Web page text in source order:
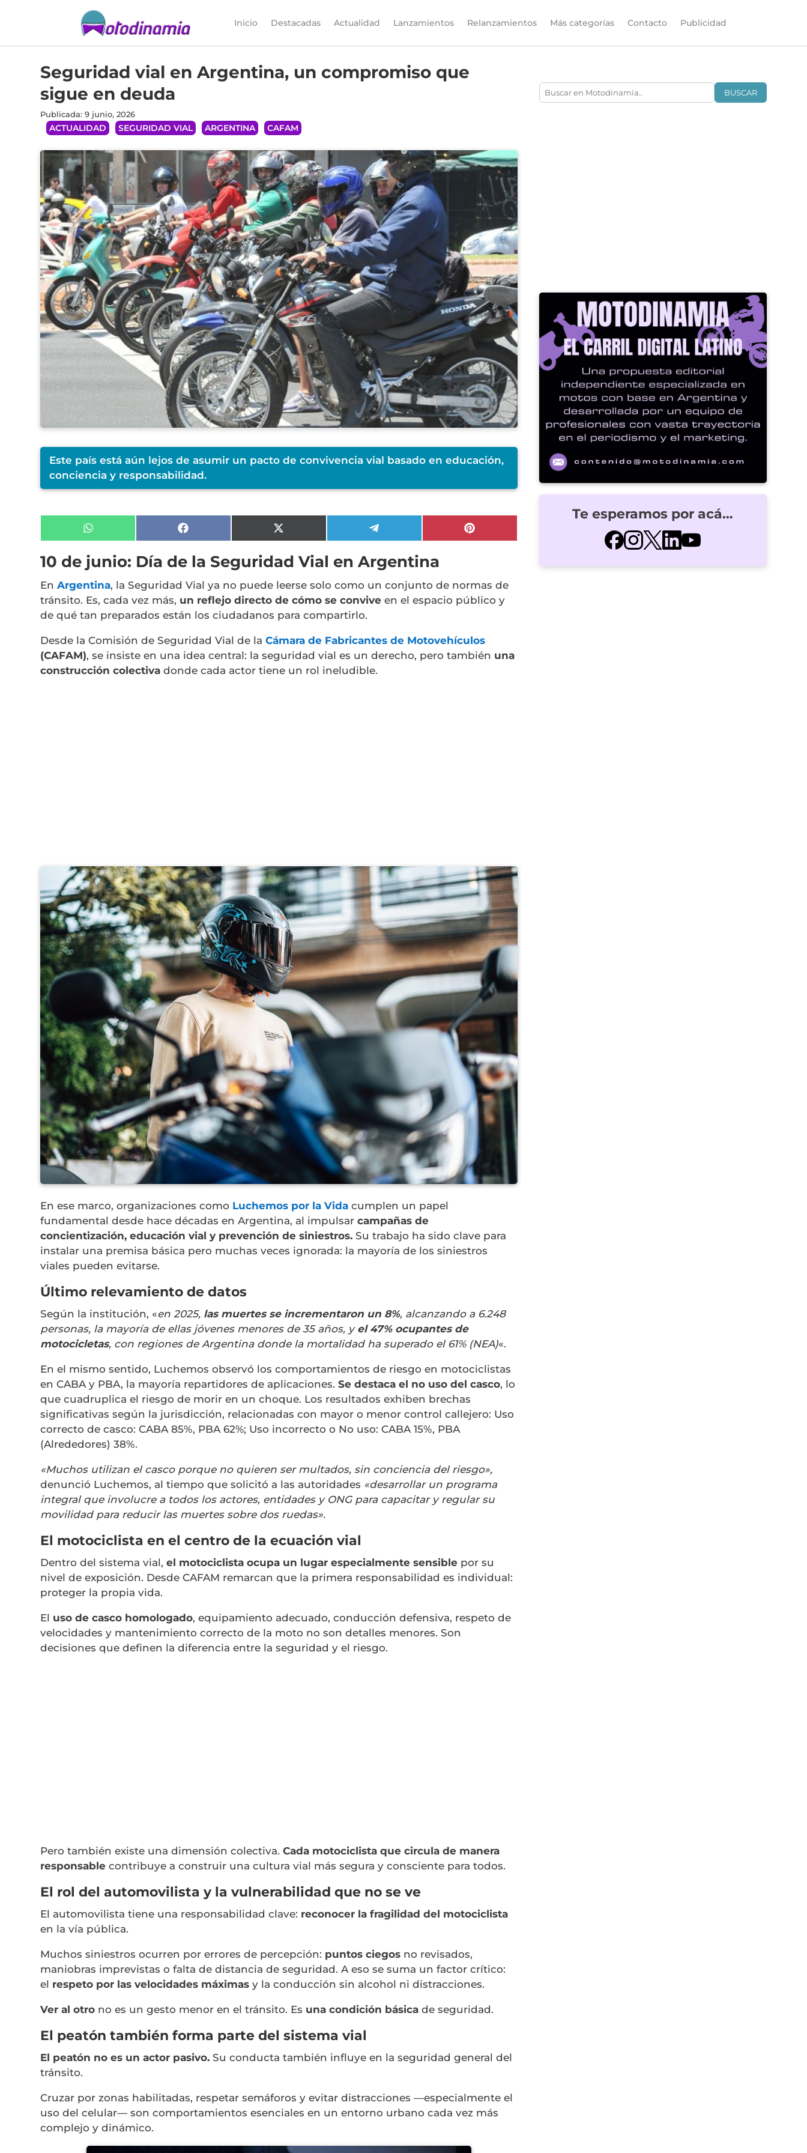
Inicio Destacadas Actualidad Lanzamientos Relanzamientos Más categorías Contacto Publicidad
Seguridad vial en Argentina, un compromiso que
sigue en deuda
Publicada: 9 junio, 2026
ACTUALIDAD SEGURIDAD VIAL ARGENTINA CAFAM
Este país está aún lejos de asumir un pacto de convivencia vial basado en educación,
conciencia y responsabilidad.
Compartir
en
WhatsApp
Compartir
en
Facebook
Compartir
en
(Twitter)
Compartir
en
Telegram
Compartir
en
10 de junio: Día de la Seguridad Vial en Argentina
EnArgentina, la Seguridad Vial ya no puede leerse solo como un conjunto de normas de
tránsito. Es, cada vez más, un reflejo directo de cómo se convive en el espacio público y
de qué tan preparados están los ciudadanos para compartirlo.
Desde la Comisión de Seguridad Vial de laCámara de Fabricantes de Motovehículos
(CAFAM), se insiste en una idea central: la seguridad vial es un derecho, pero también una
construcción colectiva donde cada actor tiene un rol ineludible.
En ese marco, organizaciones como Luchemos por la Vida cumplen un papel
fundamental desde hace décadas en Argentina, al impulsarcampañas de
concientización, educación vial y prevención de siniestros. Su trabajo ha sido clave para
instalar una premisa básica pero muchas veces ignorada: la mayoría de los siniestros
viales pueden evitarse.
Último relevamiento de datos
Según la institución, «en 2025, las muertes se incrementaron un 8%, alcanzando a 6.248
personas, la mayoría de ellas jóvenes menores de 35 años, y el 47% ocupantes de
motocicletas, con regiones de Argentina donde la mortalidad ha superado el 61% (NEA)«.
En el mismo sentido, Luchemos observó los comportamientos de riesgo en motociclistas
en CABA y PBA, la mayoría repartidores de aplicaciones.Se destaca el no uso del casco, lo
que cuadruplica el riesgo de morir en un choque. Los resultados exhiben brechas
significativas según la jurisdicción, relacionadas con mayor o menor control callejero: Uso
correcto de casco: CABA 85%, PBA 62%; Uso incorrecto o No uso: CABA 15%, PBA
(Alrededores) 38%.
«Muchos utilizan el casco porque no quieren ser multados, sin conciencia del riesgo»,
denunció Luchemos, al tiempo que solicitó a las autoridades «desarrollar un programa
integral que involucre a todos los actores, entidades y ONG para capacitar y regular su
movilidad para reducir las muertes sobre dos ruedas».
El motociclista en el centro de la ecuación vial
Dentro del sistema vial,el motociclista ocupa un lugar especialmente sensible por su
nivel de exposición. Desde CAFAM remarcan que la primera responsabilidad es individual:
proteger la propia vida.
El uso de casco homologado, equipamiento adecuado, conducción defensiva, respeto de
velocidades y mantenimiento correcto de la moto no son detalles menores. Son
decisiones que definen la diferencia entre la seguridad y el riesgo.
Pero también existe una dimensión colectiva.Cada motociclista que circula de manera
responsable contribuye a construir una cultura vial más segura y consciente para todos.
El rol del automovilista y la vulnerabilidad que no se ve
El automovilista tiene una responsabilidad clave: reconocer la fragilidad del motociclista
en la vía pública.
Muchos siniestros ocurren por errores de percepción: puntos ciegos no revisados,
maniobras imprevistas o falta de distancia de seguridad. A eso se suma un factor crítico:
el respeto por las velocidades máximas y la conducción sin alcohol ni distracciones.
Ver al otro no es un gesto menor en el tránsito. Es una condición básica de seguridad.
El peatón también forma parte del sistema vial
El peatón no es un actor pasivo. Su conducta también influye en la seguridad general del
tránsito.
Cruzar por zonas habilitadas, respetar semáforos y evitar distracciones —especialmente el
uso del celular— son comportamientos esenciales en un entorno urbano cada vez más
complejo y dinámico.
BUSCAR
Te esperamos por acá…